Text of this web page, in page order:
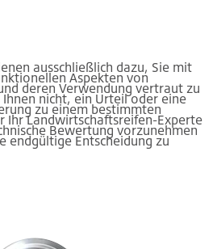
ausschließlich dazu, Sie mit
Aspekten von
deren Verwendung vertraut zu
nicht, ein Urteil oder eine
zu einem bestimmten
Ihr Landwirtschaftsreifen-Experte
Bewertung vorzunehmen
endgültige Entscheidung zu